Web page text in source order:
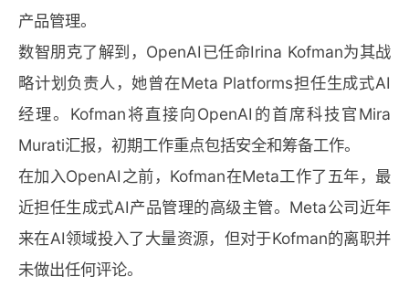
产品管理。
数智朋克了解到，OpenAI已任命Irina Kofman为其战
略计划负责人，她曾在Meta Platforms担任生成式AI
经理。Kofman将直接向OpenAI的首席科技官Mira
Murati汇报，初期工作重点包括安全和筹备工作。
在加入OpenAI之前，Kofman在Meta工作了五年，最
近担任生成式AI产品管理的高级主管。Meta公司近年
来在AI领域投入了大量资源，但对于Kofman的离职并
未做出任何评论。